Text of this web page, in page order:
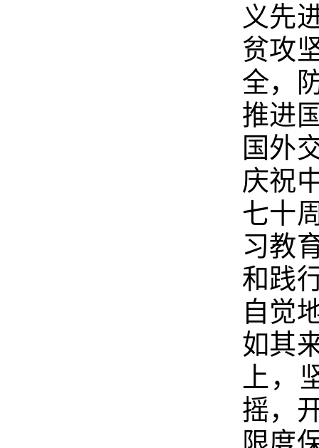
义先
贫攻
全，
推进
国外
庆祝
七十
习教
和践
自觉
如其
上，
摇，